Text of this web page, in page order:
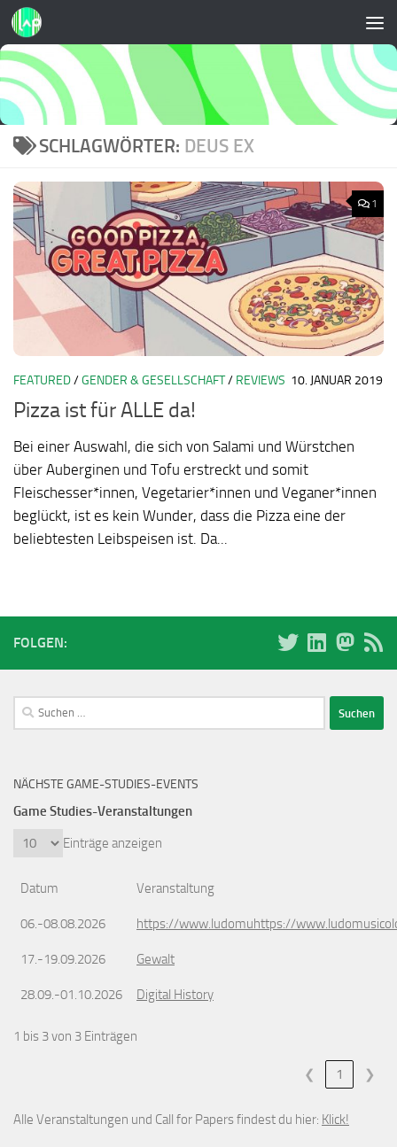
Zum Inhalt springen
SCHLAGWÖRTER: DEUS EX
1
FEATURED/GENDER & GESELLSCHAFT/ REVIEWS 10. JANUAR 2019
Pizza ist für ALLE da!
Bei einer Auswahl, die sich von Salami und Würstchen
über Auberginen und Tofu erstreckt und somit
Fleischesser*innen, Vegetarier*innen und Veganer*innen
beglückt, ist es kein Wunder, dass die Pizza eine der
beliebtesten Leibspeisen ist. Da...
FOLGEN:
Suchen
nach:
NÄCHSTE GAME-STUDIES-EVENTS
Game Studies-Veranstaltungen
Einträge anzeigen
Datum Veranstaltung
06.-08.08.2026 https://www.ludomuhttps://
17.-19.09.2026 Gewalt
28.09.-01.10.2026 Digital History
1 bis 3 von 3 Einträgen
❮ 1 ❯
Alle Veranstaltungen und Call for Papers findest du hier: Klick!